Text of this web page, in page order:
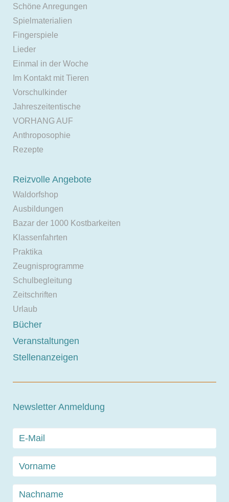
Schöne Anregungen
Spielmaterialien
Fingerspiele
Lieder
Einmal in der Woche
Im Kontakt mit Tieren
Vorschulkinder
Jahreszeitentische
VORHANG AUF
Anthroposophie
Rezepte
Reizvolle Angebote
Waldorfshop
Ausbildungen
Bazar der 1000 Kostbarkeiten
Klassenfahrten
Praktika
Zeugnisprogramme
Schulbegleitung
Zeitschriften
Urlaub
Bücher
Veranstaltungen
Stellenanzeigen
Newsletter Anmeldung